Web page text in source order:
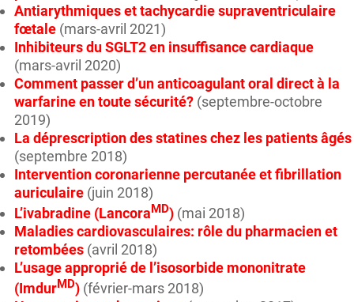
Antiarythmiques et tachycardie supraventriculaire
fœtale (mars-avril 2021)
Inhibiteurs du SGLT2 en insuffisance cardiaque
(mars-avril 2020)
Comment passer d’un anticoagulant oral direct à la
warfarine en toute sécurité? (septembre-octobre
2019)
La déprescription des statines chez les patients âgés
(septembre 2018)
Intervention coronarienne percutanée et fibrillation
auriculaire (juin 2018)
L’ivabradine (LancoraMD) (mai 2018)
Maladies cardiovasculaires: rôle du pharmacien et
retombées (avril 2018)
L’usage approprié de l’isosorbide mononitrate
(ImdurMD) (février-mars 2018)